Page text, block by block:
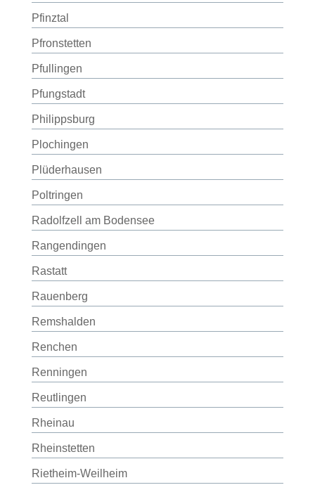
Pfinztal
Pfronstetten
Pfullingen
Pfungstadt
Philippsburg
Plochingen
Plüderhausen
Poltringen
Radolfzell am Bodensee
Rangendingen
Rastatt
Rauenberg
Remshalden
Renchen
Renningen
Reutlingen
Rheinau
Rheinstetten
Rietheim-Weilheim